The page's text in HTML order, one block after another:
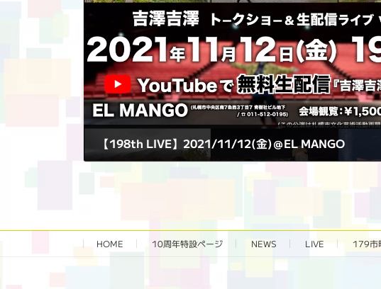
【198th LIVE】2021/11/12(金)＠EL MANGO
HOME 10周年特設ページ‬ NEWS LIVE 179市